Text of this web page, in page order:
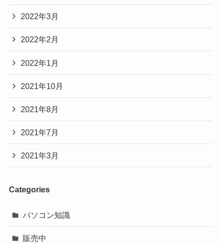
2022年3月
2022年2月
2022年1月
2021年10月
2021年8月
2021年7月
2021年3月
Categories
パソコン知識
販売中